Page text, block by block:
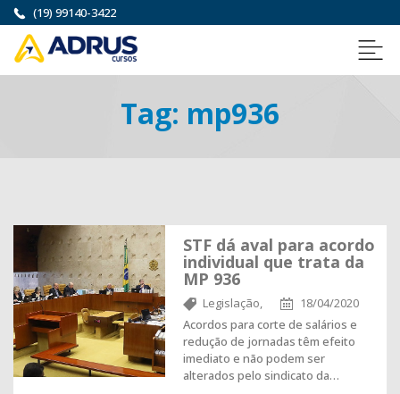
(19) 99140-3422
Tag: mp936
STF dá aval para acordo
individual que trata da
MP 936
Legislação,
18/04/2020
Acordos para corte de salários e
redução de jornadas têm efeito
imediato e não podem ser
alterados pelo sindicato da…